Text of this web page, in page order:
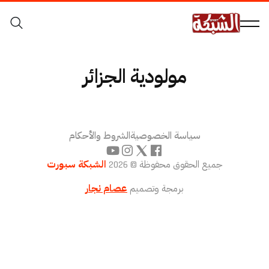
مولودية الجزائر
سياسة الخصوصيةالشروط والأحكام
جميع الحقوق محفوظة © 2026
الشبكة سبورت
برمجة وتصميم عصام نجار